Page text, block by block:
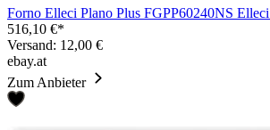
Forno Elleci Plano Plus FGPP60240NS Elleci
516,10 €*
Versand: 12,00 €
ebay.at
Zum Anbieter